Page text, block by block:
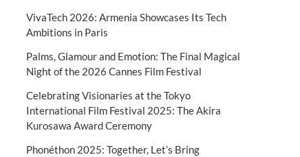
VivaTech 2026: Armenia Showcases Its Tech
Ambitions in Paris
Palms, Glamour and Emotion: The Final Magical
Night of the 2026 Cannes Film Festival
Celebrating Visionaries at the Tokyo
International Film Festival 2025: The Akira
Kurosawa Award Ceremony
Phonéthon 2025: Together, Let’s Bring